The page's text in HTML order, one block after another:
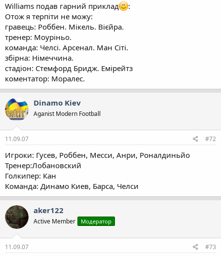
Williams подав гарний приклад
:
Отож я терпіти не можу:
гравець: Роббен. Мікель. Вієйра.
тренер: Моуріньо.
команда: Челсі. Арсенал. Ман Сіті.
збірна: Німеччина.
стадіон: Стемфорд Бридж. Емірейтз
коментатор: Моралес.
Dinamo Kiev
Aganist Modern Football
11.09.07 #72
Игроки: Гусев, Роббен, Месси, Анри, Роналдиньйо
Тренер:Лобановский
Голкипер: Кан
Команда: Динамо Киев, Барса, Челси
aker122
Active Member Модератор
11.09.07 #73